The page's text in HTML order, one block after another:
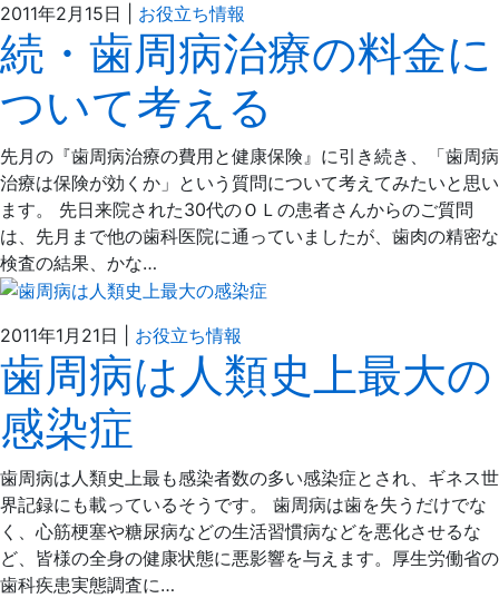
2011年2月15日 お役立ち情報
年
4
月
6
日
ど
う
の
え
だ
歯
科
医
院
続・歯周病治療の料金に
ついて考える
先月の『歯周病治療の費用と健康保険』に引き続き、「歯周病
治療は保険が効くか」という質問について考えてみたいと思い
ます。 先日来院された30代のＯＬの患者さんからのご質問
は、先月まで他の歯科医院に通っていましたが、歯肉の精密な
検査の結果、かな…
2011年1月21日 お役立ち情報
年
4
日
ど
う
だ
歯
科
医
院
歯周病は人類史上最大の
感染症
歯周病は人類史上最も感染者数の多い感染症とされ、ギネス世
界記録にも載っているそうです。 歯周病は歯を失うだけでな
く、心筋梗塞や糖尿病などの生活習慣病などを悪化させるな
ど、皆様の全身の健康状態に悪影響を与えます。厚生労働省の
歯科疾患実態調査に…